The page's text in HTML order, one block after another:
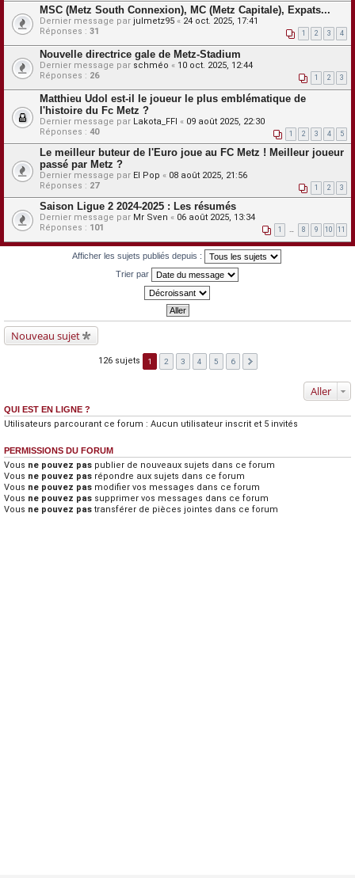
MSC (Metz South Connexion), MC (Metz Capitale), Expats...
Dernier message par julmetz95 « 24 oct. 2025, 17:41
Réponses : 31 1 2 3 4
Nouvelle directrice gale de Metz-Stadium
Dernier message par schméo « 10 oct. 2025, 12:44
Réponses : 26 1 2 3
Matthieu Udol est-il le joueur le plus emblématique de
l'histoire du Fc Metz ?
Dernier message par Lakota_FFI « 09 août 2025, 22:30
Réponses : 40 1 2 3 4 5
Le meilleur buteur de l'Euro joue au FC Metz ! Meilleur joueur
passé par Metz ?
Dernier message par El Pop « 08 août 2025, 21:56
Réponses : 27 1 2 3
Saison Ligue 2 2024-2025 : Les résumés
Dernier message par Mr Sven « 06 août 2025, 13:34
Réponses : 101 1 … 8 9 10 11
Afficher les sujets publiés depuis :
Trier par
Nouveau sujet
126 sujets 1 2 3 4 5 6
Aller
QUI EST EN LIGNE ?
Utilisateurs parcourant ce forum : Aucun utilisateur inscrit et 5 invités
PERMISSIONS DU FORUM
Vous ne pouvez pas publier de nouveaux sujets dans ce forum
Vous ne pouvez pas répondre aux sujets dans ce forum
Vous ne pouvez pas modifier vos messages dans ce forum
Vous ne pouvez pas supprimer vos messages dans ce forum
Vous ne pouvez pas transférer de pièces jointes dans ce forum